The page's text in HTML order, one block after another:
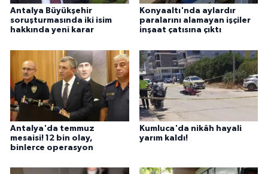
Antalya Büyükşehir
soruşturmasında iki isim
hakkında yeni karar
Konyaaltı'nda aylardır
paralarını alamayan işçiler
inşaat çatısına çıktı
Antalya'da temmuz
mesaisi! 12 bin olay,
binlerce operasyon
Kumluca'da nikâh hayali
yarım kaldı!